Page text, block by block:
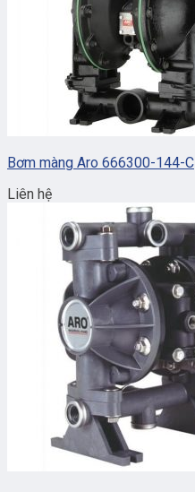
Bơm màng Aro 666300-144-C
Liên hệ